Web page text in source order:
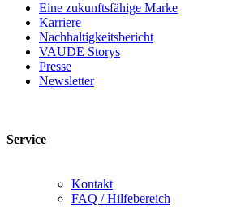
Eine zukunftsfähige Marke
Karriere
Nachhaltigkeitsbericht
VAUDE Storys
Presse
Newsletter
Service
Kontakt
FAQ / Hilfebereich